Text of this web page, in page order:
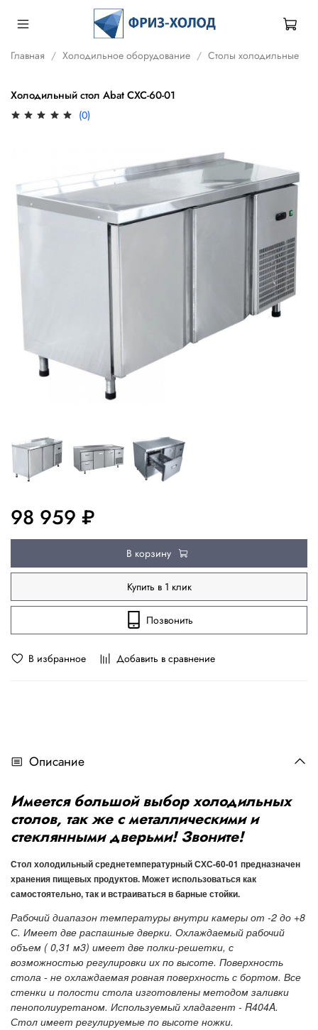
Главная Холодильное оборудование Столы холодильные
Холодильный стол Abat СХС-60-01
(0)
В избранное Добавить в сравнение
98 959 ₽
В корзину
Купить в 1 клик
Позвонить
Описание
Имеется большой выбор холодильных
столов, так же с металлическими и
стеклянными дверьми! Звоните!
Стол холодильный среднетемпературный СХС-60-01 предназначен
хранения пищевых продуктов. Может использоваться как
самостоятельно, так и встраиваться в барные стойки.
Рабочий диапазон температуры внутри камеры от -2 до +8
С. Имеет две распашные дверки. Охлаждаемый рабочий
объем ( 0,31 м3) имеет две полки-решетки, с
возможностью регулировки их по высоте. Поверхность
стола - не охлаждаемая ровная поверхность с бортом. Все
стенки и полости стола изготовлены методом заливки
пенополиуретаном. Используемый хладагент - R404A.
Стол имеет регулируемые по высоте ножки.